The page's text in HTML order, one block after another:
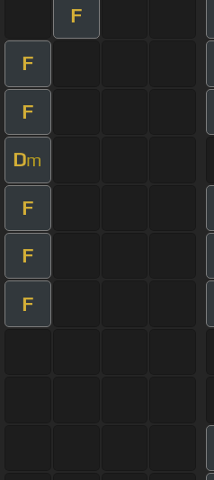
F
F
F
Dm
F
F
F